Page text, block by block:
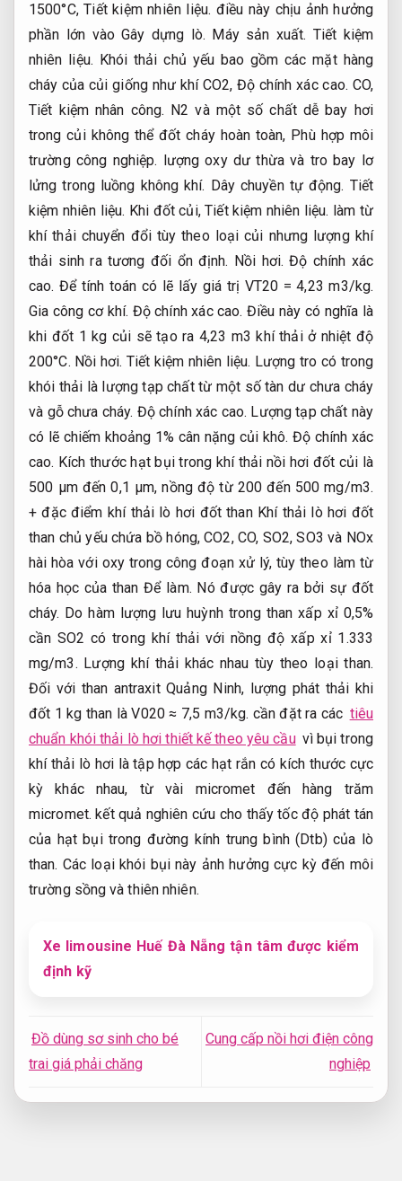
1500°C,Tiết kiệm nhiên liệu. điều này chịu ảnh hưởng
phần lớn vào Gây dựng lò. Máy sản xuất. Tiết kiệm
nhiên liệu. Khói thải chủ yếu bao gồm các mặt hàng
cháy của củi giống như khí CO2,Độ chính xác cao. CO,
Tiết kiệm nhân công. N2 và một số chất dễ bay hơi
trong củi không thể đốt cháy hoàn toàn, Phù hợp môi
trường công nghiệp. lượng oxy dư thừa và tro bay lơ
lửng trong luồng không khí. Dây chuyền tự động. Tiết
kiệm nhiên liệu. Khi đốt củi,Tiết kiệm nhiên liệu. làm từ
khí thải chuyển đổi tùy theo loại củi nhưng lượng khí
thải sinh ra tương đối ổn định. Nồi hơi. Độ chính xác
cao. Để tính toán có lẽ lấy giá trị VT20 = 4,23 m3/kg.
Gia công cơ khí. Độ chính xác cao. Điều này có nghĩa là
khi đốt 1 kg củi sẽ tạo ra 4,23 m3 khí thải ở nhiệt độ
200°C. Nồi hơi. Tiết kiệm nhiên liệu. Lượng tro có trong
khói thải là lượng tạp chất từ ​​một số tàn dư chưa cháy
và gỗ chưa cháy. Độ chính xác cao. Lượng tạp chất này
có lẽ chiếm khoảng 1% cân nặng củi khô. Độ chính xác
cao. Kích thước hạt bụi trong khí thải nồi hơi đốt củi là
500 μm đến 0,1 μm, nồng độ từ 200 đến 500 mg/m3.
+ đặc điểm khí thải lò hơi đốt than Khí thải lò hơi đốt
than chủ yếu chứa bồ hóng, CO2, CO, SO2, SO3 và NOx
hài hòa với oxy trong công đoạn xử lý, tùy theo làm từ
hóa học của than Để làm. Nó được gây ra bởi sự đốt
cháy. Do hàm lượng lưu huỳnh trong than xấp xỉ 0,5%
cần SO2 có trong khí thải với nồng độ xấp xỉ 1.333
mg/m3. Lượng khí thải khác nhau tùy theo loại than.
Đối với than antraxit Quảng Ninh, lượng phát thải khi
đốt 1 kg than là V020 ≈ 7,5 m3/kg. cần đặt ra các tiêu
chuẩn khói thải lò hơi thiết kế theo yêu cầu vì bụi trong
khí thải lò hơi là tập hợp các hạt rắn có kích thước cực
kỳ khác nhau, từ vài micromet đến hàng trăm
micromet. kết quả nghiên cứu cho thấy tốc độ phát tán
của hạt bụi trong đường kính trung bình (Dtb) của lò
than. Các loại khói bụi này ảnh hưởng cực kỳ đến môi
trường sồng và thiên nhiên.
Xe limousine Huế Đà Nẵng tận tâm được kiểm
định kỹ
Đồ dùng sơ sinh cho bé
trai giá phải chăng
Cung cấp nồi hơi điện công
nghiệp